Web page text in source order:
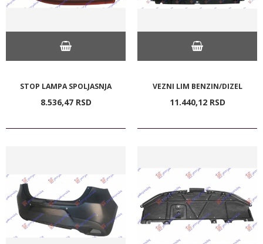
STOP LAMPA SPOLJASNJA
8.536,47 RSD
VEZNI LIM BENZIN/DIZEL
11.440,12 RSD